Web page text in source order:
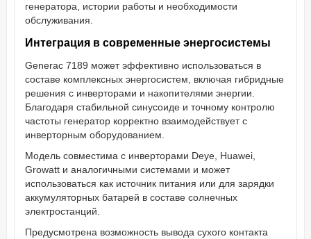
генератора, истории работы и необходимости
обслуживания.
Интеграция в современные энергосистемы
Generac 7189 может эффективно использоваться в
составе комплексных энергосистем, включая гибридные
решения с инверторами и накопителями энергии.
Благодаря стабильной синусоиде и точному контролю
частоты генератор корректно взаимодействует с
инверторным оборудованием.
Модель совместима с инверторами Deye, Huawei,
Growatt и аналогичными системами и может
использоваться как источник питания или для зарядки
аккумуляторных батарей в составе солнечных
электростанций.
Предусмотрена возможность вывода сухого контакта